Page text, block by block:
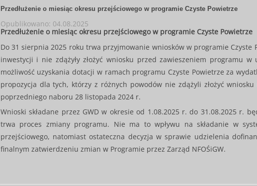
Przedłużenie o miesiąc okresu przejściowego w programie Czyste Powietrze
Opublikowano: 04.08.2025
Przedłużenie o miesiąc okresu przejściowego w programie Czyste Powietrze
Do 31 sierpnia 2025 roku trwa przyjmowanie wniosków w programie Czyste
inwestycji i nie zdążyły złożyć wniosku przed zawieszeniem programu w
możliwość uzyskania dotacji w ramach programu Czyste Powietrze za
propozycja dla tych, którzy z różnych powodów nie zdążyli złożyć
poprzedniego naboru 28 listopada 2024 r.
Wnioski składane przez GWD w okresie od 1.08.2025 r. do 31.08.2025 r.
trwa proces zmiany programu. Nie ma to wpływu na składanie w
przejściowego, natomiast ostateczna decyzja w sprawie udzielenia
finalnym zatwierdzeniu zmian w Programie przez Zarząd NFOŚiGW.